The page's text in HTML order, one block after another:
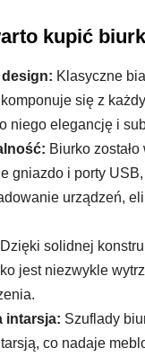
kupić
Klasyczne
się z
niego elegancję i
Biurko
gniazdo i porty
urządzeń,
Dzięki solidnej
jest niezwykle
intarsja: Szuflady
co nadaje